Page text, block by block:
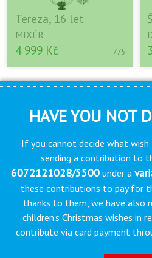
Tereza, 16 let
MIXÉR
4 999 Kč 775
HAVE YOU NOT
If you cannot decide what
sending a contribution to
6072121028/5500under a
these contributions to pay for
thanks to them, we have
children’s Christmas wishes in
contribute via card payment